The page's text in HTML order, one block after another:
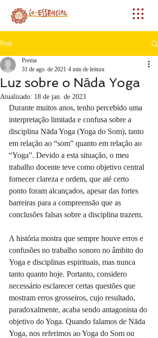
Post
Luz sobre o Nāda Yoga
Prema
31 de ago. de 2021 4 min de leitura
Atualizado: 18 de jan. de 2023
Durante muitos anos, tenho percebido uma
interpretação limitada e confusa sobre a
disciplina Nāda Yoga (Yoga do Som), tanto
em relação ao “som” quanto em relação ao
“Yoga”. Devido a esta situação, o meu
trabalho docente teve como objetivo central
fornecer clareza e ordem, que até certo
ponto foram alcançados, apesar das fortes
barreiras para a compreensão que as
conclusões falsas sobre a disciplina trazem.
A história mostra que sempre houve erros e
confusões no trabalho sonoro no âmbito do
Yoga e disciplinas espirituais, mas nunca
tanto quanto hoje. Portanto, considero
necessário esclarecer certas questões que
mostram erros grosseiros, cujo resultado,
paradoxalmente, acaba sendo antagonista do
objetivo do Yoga. Quando falamos de Nāda
Yoga, nos referimos ao Yoga do Som ou